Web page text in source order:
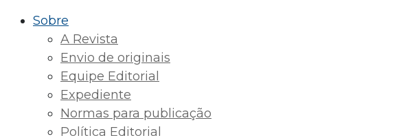
Sobre
A Revista
Envio de originais
Equipe Editorial
Expediente
Normas para publicação
Política Editorial